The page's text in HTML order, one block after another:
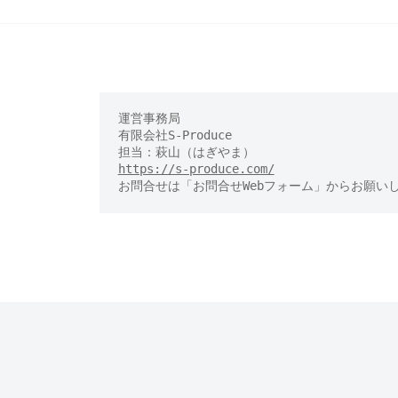
運営事務局
有限会社S-Produce
https://s-produce.com/
お問合せは「お問合せWebフォーム」からお願いし